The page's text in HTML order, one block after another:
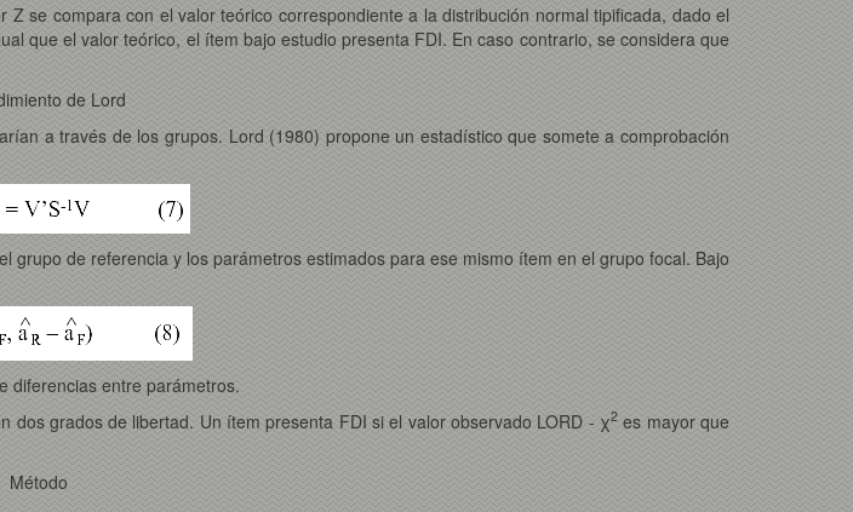
se compara con el valor teórico correspondiente a la distribución normal tipificada, dado el
que el valor teórico, el ítem bajo estudio presenta FDI. En caso contrario, se considera que
de Lord
a través de los grupos. Lord (1980) propone un estadístico que somete a comprobación
de referencia y los parámetros estimados para ese mismo ítem en el grupo focal. Bajo
diferencias entre parámetros.
dos grados de libertad. Un ítem presenta FDI si el valor observado LORD - χ2 es mayor que
Método